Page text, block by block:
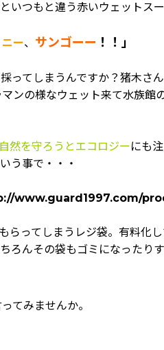
いつもと違う赤いウェットス
ニー、 サンゴーー ！！」
採ってしまうんですか？猪木さ
ンの様なウェット来て水族館
自然を守ろうとエコロジー にも
う事で・・・
www.guard1997.com/
らってしまうレジ袋。有料化
ろんその袋もゴミになったり
てみませんか。